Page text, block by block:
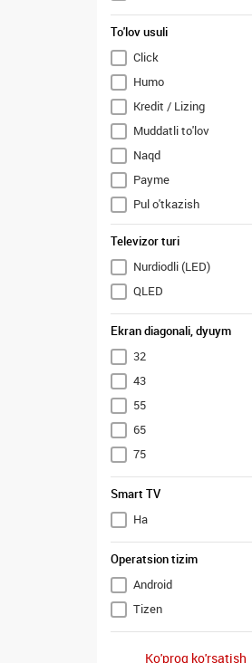
Toshiba
Ziffler
To'lov usuli
Click
Humo
Kredit / Lizing
Muddatli to'lov
Naqd
Payme
Pul o'tkazish
Uzcard
Televizor turi
Nurdiodli (LED)
QLED
Ekran diagonali, dyuym
32
43
55
65
75
Smart TV
Ha
Operatsion tizim
Android
Tizen
Ko'proq ko'rsatish